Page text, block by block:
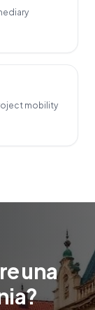
mobility
una